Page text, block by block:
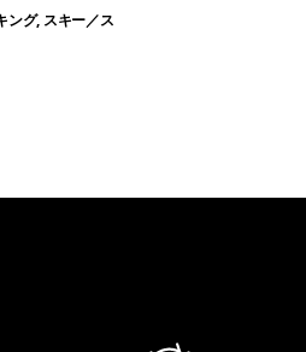
ング, スキー／ス